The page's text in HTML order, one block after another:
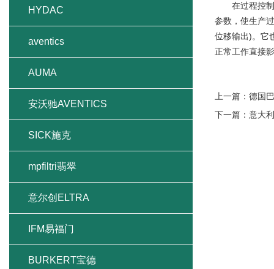
在过程控制
参数，使生产
位移输出)。它
正常工作直接
上一篇： 德国
下一篇： 意大
HYDAC
aventics
AUMA
安沃驰AVENTICS
SICK施克
mpfiltri翡翠
意尔创ELTRA
IFM易福门
BURKERT宝德